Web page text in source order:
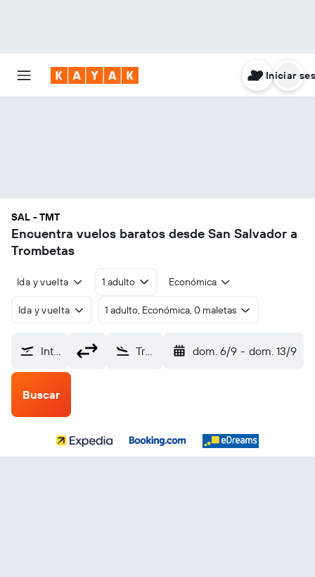
Iniciar
SAL - TMT
Encuentra vuelos baratos desde San Salvador a
Trombetas
Ida y vuelta 1 adulto Económica
Ida y vuelta 1 adulto, Económica, 0 maletas
Internacional de El Salvador (SAL) Trombetas (TMT) dom. 6/9 - dom. 13/9
Buscar